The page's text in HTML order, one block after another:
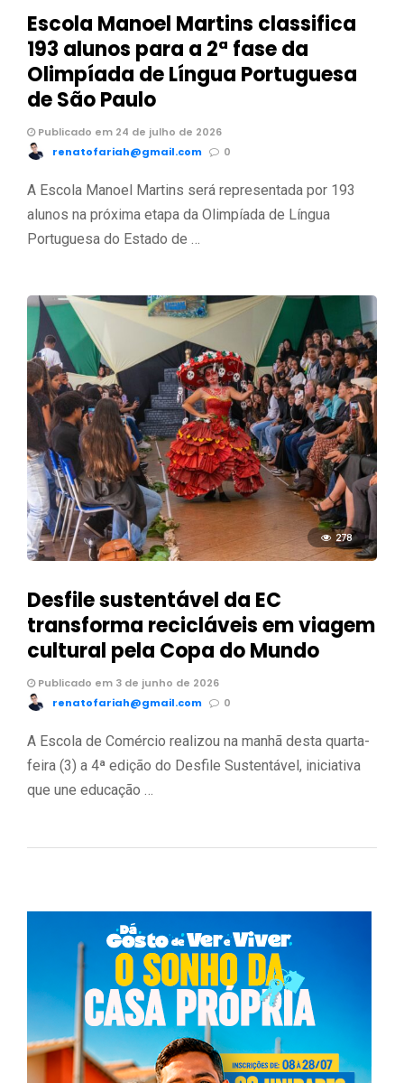
Escola Manoel Martins classifica
193 alunos para a 2ª fase da
Olimpíada de Língua Portuguesa
de São Paulo
Publicado em 24 de julho de 2026
renatofariah@gmail.com
0
A Escola Manoel Martins será representada por 193
alunos na próxima etapa da Olimpíada de Língua
Portuguesa do Estado de …
278
Desfile sustentável da EC
transforma recicláveis em viagem
cultural pela Copa do Mundo
Publicado em 3 de junho de 2026
renatofariah@gmail.com
0
A Escola de Comércio realizou na manhã desta quarta-
feira (3) a 4ª edição do Desfile Sustentável, iniciativa
que une educação …